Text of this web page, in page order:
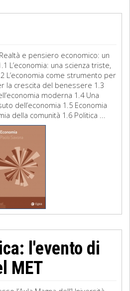
e pensiero economico: un
L’economia: una scienza triste,
L’economia come strumento per
la crescita del benessere 1.3
moderna 1.4 Una
dell’economia 1.5 Economia
della comunità 1.6 Politica ...
l'evento di
MET